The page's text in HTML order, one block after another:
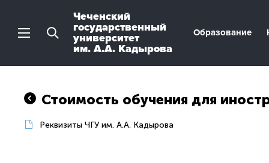
Чеченский
государственный
университет
им. А.А. Кадырова
Образование
Стоимость обучения для
Реквизиты ЧГУ им. А.А. Кадырова